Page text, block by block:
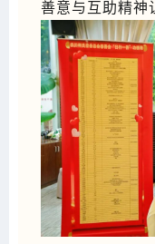
善意与互助精神